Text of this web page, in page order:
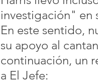
investigación" en
En este sentido,
su apoyo al
continuación, un
a El Jefe: